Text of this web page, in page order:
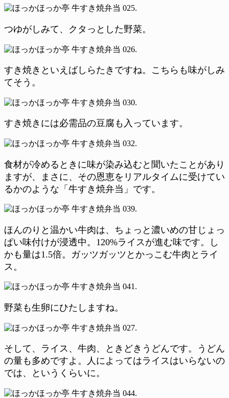
つゆがしみて、クタっとした野菜。
すき焼きといえばしらたきですね。こちらも味がしみ
てそう。
すき焼きには必需品の豆腐も入っています。
食材が冷めるときに味が染み込むと聞いたことがあり
ますが、まさに、その恩恵をリアルタイムに受けてい
るかのような「牛すき焼弁当」です。
ほんのりと温かい牛肉は、ちょっと濃いめの甘じょっ
ぱい味付けが浸透中。120%ライスが進む味です。し
かも量は1.5倍。ガッツガッツとかっこむ牛肉とライ
ス。
野菜も生卵にひたしますね。
そして、ライス、牛肉、ときどきうどんです。うどん
の量も多めですよ。人によってはライスはいらないの
では、というくらいに。